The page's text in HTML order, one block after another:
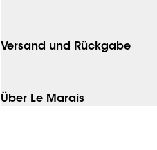
Versand und Rückgabe
Über Le Marais